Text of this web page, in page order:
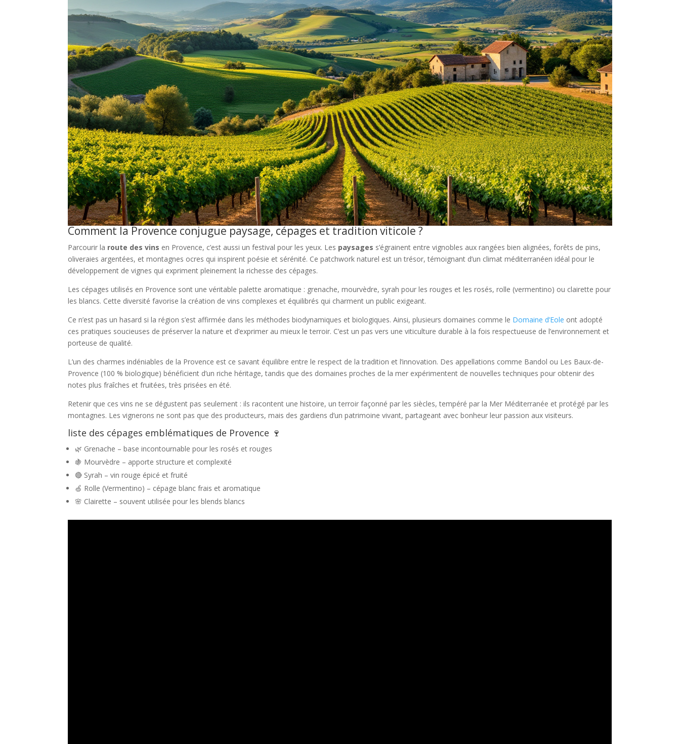
Comment la Provence conjugue paysage, cépages et tradition viticole ?
Parcourir la route des vins en Provence, c’est aussi un festival pour les yeux. Les paysages s’égrainent entre vignobles aux rangées bien alignées, forêts de pins,
oliveraies argentées, et montagnes ocres qui inspirent poésie et sérénité. Ce patchwork naturel est un trésor, témoignant d’un climat méditerranéen idéal pour le
développement de vignes qui expriment pleinement la richesse des cépages.
Les cépages utilisés en Provence sont une véritable palette aromatique : grenache, mourvèdre, syrah pour les rouges et les rosés, rolle (vermentino) ou clairette pour
les blancs. Cette diversité favorise la création de vins complexes et équilibrés qui charment un public exigeant.
Ce n’est pas un hasard si la région s’est affirmée dans les méthodes biodynamiques et biologiques. Ainsi, plusieurs domaines comme le Domaine d’Eole ont adopté
ces pratiques soucieuses de préserver la nature et d’exprimer au mieux le terroir. C’est un pas vers une viticulture durable à la fois respectueuse de l’environnement et
porteuse de qualité.
L’un des charmes indéniables de la Provence est ce savant équilibre entre le respect de la tradition et l’innovation. Des appellations comme Bandol ou Les Baux-de-
Provence (100 % biologique) bénéficient d’un riche héritage, tandis que des domaines proches de la mer expérimentent de nouvelles techniques pour obtenir des
notes plus fraîches et fruitées, très prisées en été.
Retenir que ces vins ne se dégustent pas seulement : ils racontent une histoire, un terroir façonné par les siècles, tempéré par la Mer Méditerranée et protégé par les
montagnes. Les vignerons ne sont pas que des producteurs, mais des gardiens d’un patrimoine vivant, partageant avec bonheur leur passion aux visiteurs.
liste des cépages emblématiques de Provence 🍷
🌿 Grenache – base incontournable pour les rosés et rouges
🍇 Mourvèdre – apporte structure et complexité
🔴 Syrah – vin rouge épicé et fruité
🍏 Rolle (Vermentino) – cépage blanc frais et aromatique
🌸 Clairette – souvent utilisée pour les blends blancs